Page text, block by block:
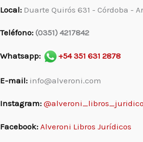
Local: Duarte Quirós 631 - Córdoba -
Teléfono: (0351) 4217842
Whatsapp: +54 351 631 2878
E-mail: info@alveroni.com
Instagram:
Facebook: Alveroni Libros Jurídicos